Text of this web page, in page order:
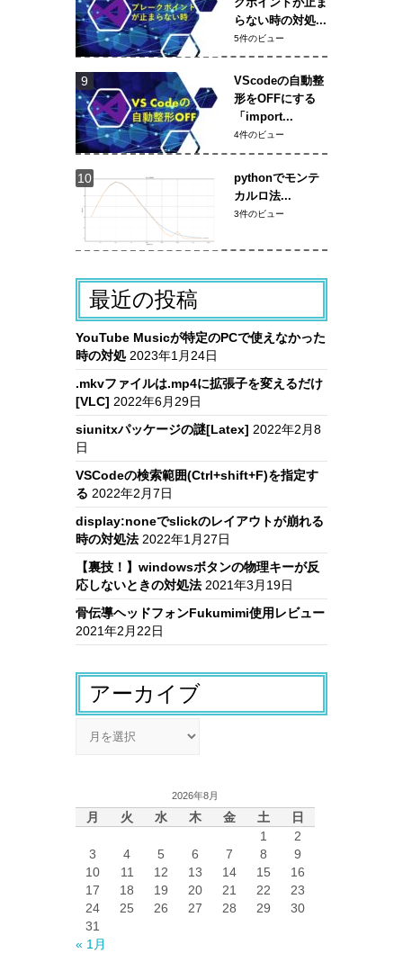
らない時の対処...
5件のビュー
VScodeの自動整
形をOFFにする
「import...
4件のビュー
pythonでモンテ
カルロ法...
3件のビュー
最近の投稿
YouTube Musicが特定のPCで使えなかった
時の対処 2023年1月24日
.mkvファイルは.mp4に拡張子を変えるだけ
[VLC] 2022年6月29日
siunitxパッケージの謎[Latex] 2022年2月8
日
VSCodeの検索範囲(Ctrl+shift+F)を指定す
る 2022年2月7日
display:noneでslickのレイアウトが崩れる
時の対処法 2022年1月27日
【裏技！】windowsボタンの物理キーが反
応しないときの対処法 2021年3月19日
骨伝導ヘッドフォンFukumimi使用レビュー
2021年2月22日
アーカイブ
2026年8月
月 火 水 木 金 土
日
1
2
3
4 5 6 7 8
9
10
11 12 13 14 15
16
17
18 19 20 21 22
23
24
25 26 27 28 29
30
31
« 1月